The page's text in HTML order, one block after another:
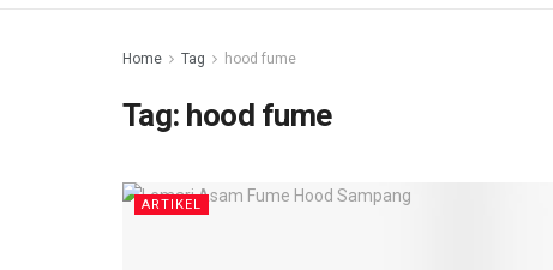
Home Tag hood fume
Tag: hood fume
ARTIKEL